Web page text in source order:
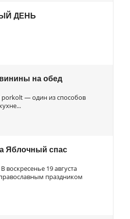
ДЕНЬ
на обед
porkolt — один из способов
Яблочный спас
воскресенье 19 августа
праздником